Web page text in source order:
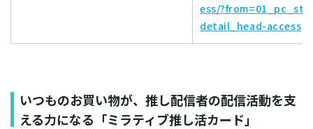
ess/
detail_head-access
いつものお買い物が、推し配信者の配信活動を支
える力になる「ミラティブ推し活カード」